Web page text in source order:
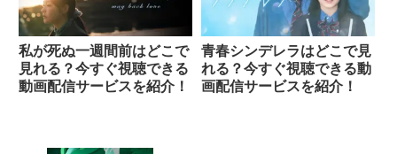
私が死ぬ一週間前はどこで
見れる？今すぐ視聴できる
動画配信サービスを紹介！
青春シンデレラはどこで見
れる？今すぐ視聴できる動
画配信サービスを紹介！